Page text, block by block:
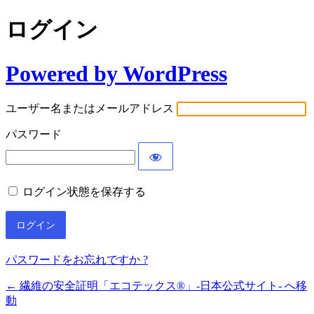
ログイン
Powered by WordPress
ユーザー名またはメールアドレス
パスワード
ログイン状態を保存する
パスワードをお忘れですか ?
← 繊維の安全証明「エコテックス®」-日本公式サイト- へ移
動